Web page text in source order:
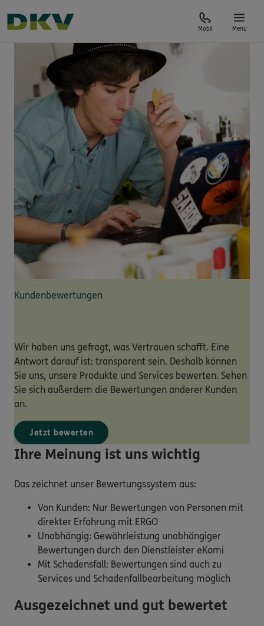
Mobil Menü
Kundenbewertungen
Wir haben uns gefragt, was Vertrauen schafft. Eine
Antwort darauf ist: transparent sein. Deshalb können
Sie uns, unsere Produkte und Services bewerten. Sehen
Sie sich außerdem die Bewertungen anderer Kunden
an.
Jetzt bewerten
Ihre Meinung ist uns wichtig
Das zeichnet unser Bewertungssystem aus:
Von Kunden: Nur Bewertungen von Personen mit
direkter Erfahrung mit ERGO
Unabhängig: Gewährleistung unabhängiger
Bewertungen durch den Dienstleister eKomi
Mit Schadensfall: Bewertungen sind auch zu
Services und Schadenfallbearbeitung möglich
Ausgezeichnet und gut bewertet